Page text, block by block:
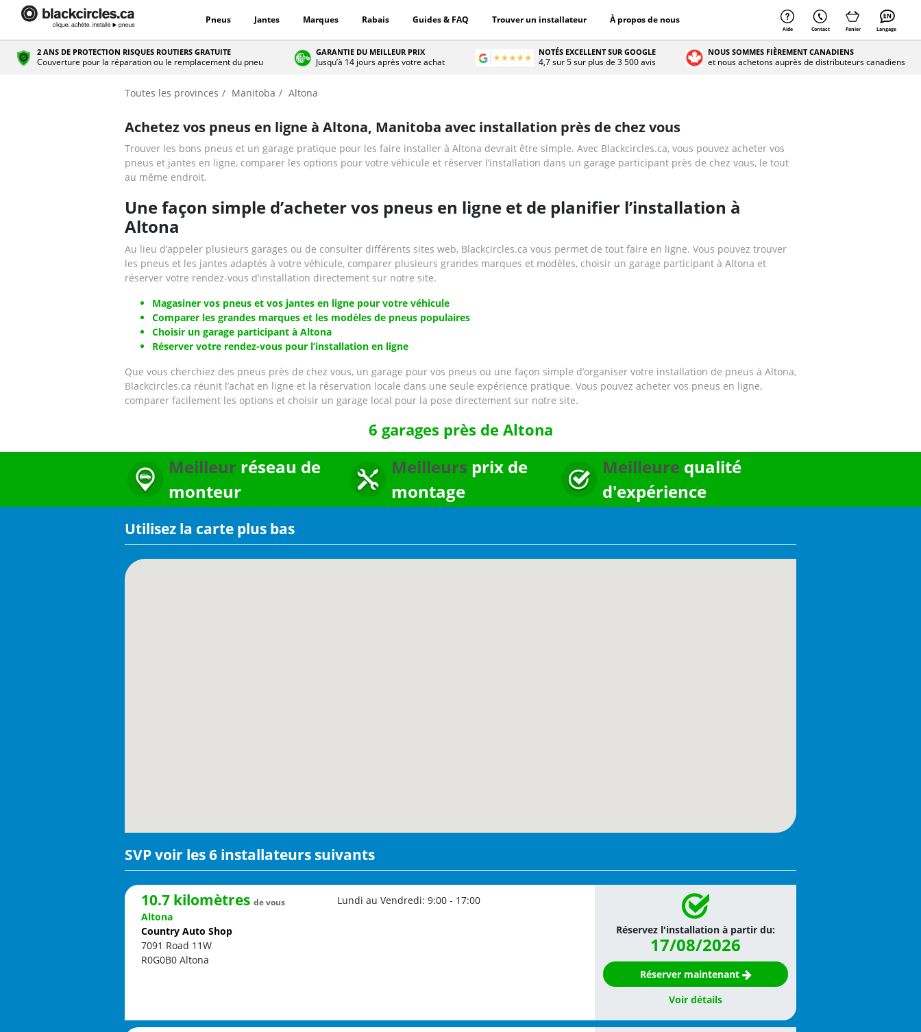
Pneus Jantes Marques Rabais Guides & FAQ Trouver un installateur À propos de nous
Aide Contact Panier Langage
2 ANS DE PROTECTION RISQUES ROUTIERS GRATUITE
Couverture pour la réparation ou le remplacement du pneu
GARANTIE DU MEILLEUR PRIX
Jusqu’à 14 jours après votre achat
NOTÉS EXCELLENT SUR GOOGLE
4,7 sur 5 sur plus de 3 500 avis
NOUS SOMMES FIÈREMENT CANADIENS
et nous achetons auprès de distributeurs canadiens
Toutes les provinces Manitoba Altona
Achetez vos pneus en ligne à Altona, Manitoba avec installation près de chez vous
Trouver les bons pneus et un garage pratique pour les faire installer à Altona devrait être simple. Avec Blackcircles.ca, vous pouvez acheter vos
pneus et jantes en ligne, comparer les options pour votre véhicule et réserver l’installation dans un garage participant près de chez vous, le tout
au même endroit.
Une façon simple d’acheter vos pneus en ligne et de planifier l’installation à
Altona
Au lieu d’appeler plusieurs garages ou de consulter différents sites web, Blackcircles.ca vous permet de tout faire en ligne. Vous pouvez trouver
les pneus et les jantes adaptés à votre véhicule, comparer plusieurs grandes marques et modèles, choisir un garage participant à Altona et
réserver votre rendez-vous d’installation directement sur notre site.
Magasiner vos pneus et vos jantes en ligne pour votre véhicule
Comparer les grandes marques et les modèles de pneus populaires
Choisir un garage participant à Altona
Réserver votre rendez-vous pour l’installation en ligne
Que vous cherchiez des pneus près de chez vous, un garage pour vos pneus ou une façon simple d’organiser votre installation de pneus à Altona,
Blackcircles.ca réunit l’achat en ligne et la réservation locale dans une seule expérience pratique. Vous pouvez acheter vos pneus en ligne,
comparer facilement les options et choisir un garage local pour la pose directement sur notre site.
6 garages près de Altona
Meilleur réseau de
monteur
Meilleurs prix de
montage
Meilleure qualité
d'expérience
Utilisez la carte plus bas
SVP voir les 6 installateurs suivants
10.7 kilomètres de vous
Altona
Country Auto Shop
7091 Road 11W
R0G0B0 Altona
Lundi au Vendredi: 9:00 - 17:00
Réservez l'installation à partir du:
17/08/2026
Réserver maintenant
Voir détails